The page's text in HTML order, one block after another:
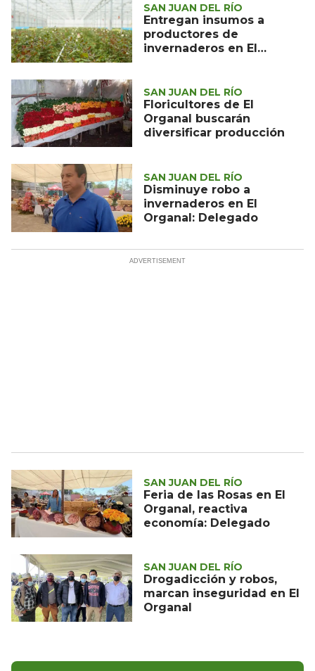
SAN JUAN DEL RÍO
Entregan insumos a
productores de
invernaderos en El
SAN JUAN DEL RÍO
Floricultores de El
Organal buscarán
diversificar producción
SAN JUAN DEL RÍO
Disminuye robo a
invernaderos en El
Organal: Delegado
SAN JUAN DEL RÍO
Feria de las Rosas en El
Organal, reactiva
economía: Delegado
SAN JUAN DEL RÍO
Drogadicción y robos,
marcan inseguridad en El
Organal